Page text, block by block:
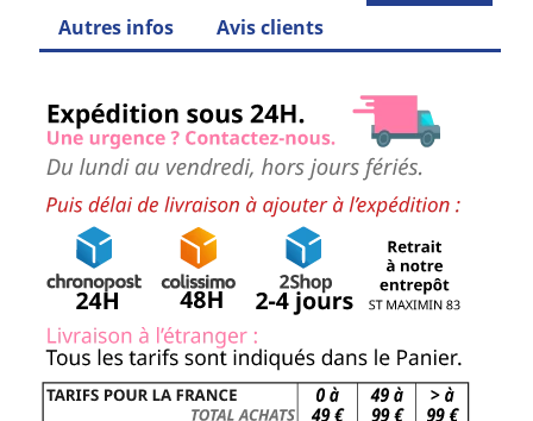
Autres infos
Avis clients